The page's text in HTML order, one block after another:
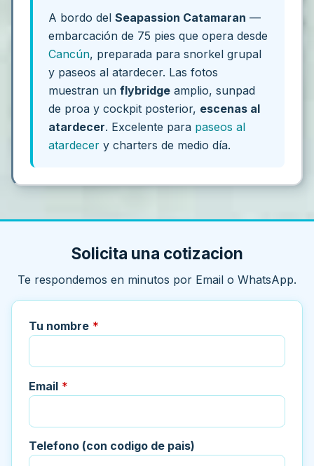
A bordo delSeapassion Catamaran —
embarcación de 75 pies que opera desde
Cancún, preparada para snorkel grupal
y paseos al atardecer. Las fotos
muestran unflybridge amplio, sunpad
de proa y cockpit posterior, escenas al
atardecer. Excelente para paseos al
atardecer y charters de medio día.
Solicita una cotizacion
Te respondemos en minutos por Email o WhatsApp.
Tu nombre *
Email *
Telefono (con codigo de pais)